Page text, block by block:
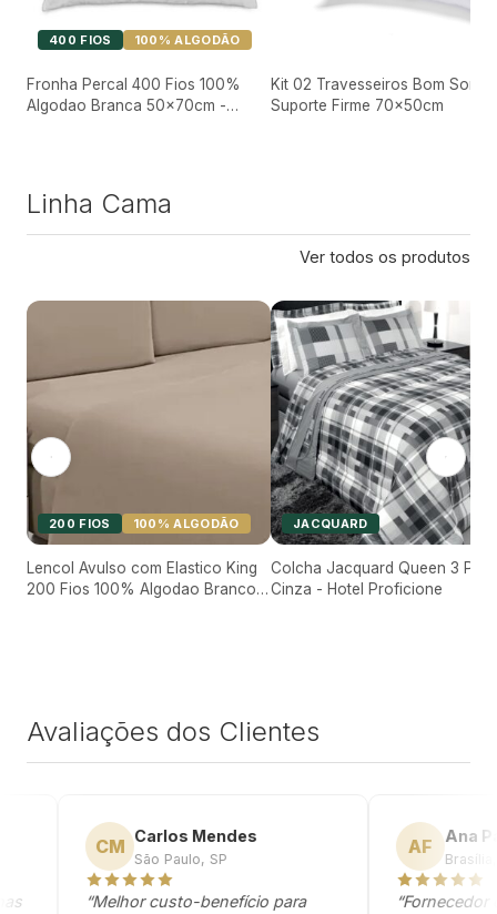
400 FIOS 100% ALGODÃO
Fronha Percal 400 Fios 100%
Algodao Branca 50x70cm -
Kit 02 Travesseiros Bom Sono
Suporte Firme 70x50cm
Linha Cama
Ver todos os produtos
200 FIOS 100% ALGODÃO
Lencol Avulso com Elastico King
200 Fios 100% Algodao Branco -
JACQUARD
Colcha Jacquard Queen 3
Cinza - Hotel Proficione
Avaliações dos Clientes
CM Carlos Mendes
São Paulo, SP
“Melhor custo-benefício para
AF Ana
Brasília, DF
“Fornecedor